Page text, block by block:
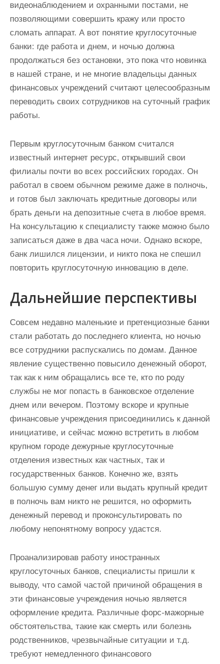
видеонаблюдением и охранными постами, не
позволяющими совершить кражу или просто
сломать аппарат. А вот понятие круглосуточные
банки: где работа и днем, и ночью должна
продолжаться без остановки, это пока что новинка
в нашей стране, и не многие владельцы данных
финансовых учреждений считают целесообразным
переводить своих сотрудников на суточный график
работы.
Первым круглосуточным банком считался
известный интернет ресурс, открывший свои
филиалы почти во всех российских городах. Он
работал в своем обычном режиме даже в полночь,
и готов был заключать кредитные договоры или
брать деньги на депозитные счета в любое время.
На консультацию к специалисту также можно было
записаться даже в два часа ночи. Однако вскоре,
банк лишился лицензии, и никто пока не спешил
повторить круглосуточную инновацию в деле.
Дальнейшие перспективы
Совсем недавно маленькие и претенциозные банки
стали работать до последнего клиента, но ночью
все сотрудники распускались по домам. Данное
явление существенно повысило денежный оборот,
так как к ним обращались все те, кто по роду
службы не мог попасть в банковское отделение
днем или вечером. Поэтому вскоре и крупные
финансовые учреждения присоединились к данной
инициативе, и сейчас можно встретить в любом
крупном городе дежурные круглосуточные
отделения известных как частных, так и
государственных банков. Конечно же, взять
большую сумму денег или выдать крупный кредит
в полночь вам никто не решится, но оформить
денежный перевод и проконсультировать по
любому непонятному вопросу удастся.
Проанализировав работу иностранных
круглосуточных банков, специалисты пришли к
выводу, что самой частой причиной обращения в
эти финансовые учреждения ночью является
оформление кредита. Различные форс-мажорные
обстоятельства, такие как смерть или болезнь
родственников, чрезвычайные ситуации и т.д.
требуют немедленного финансового